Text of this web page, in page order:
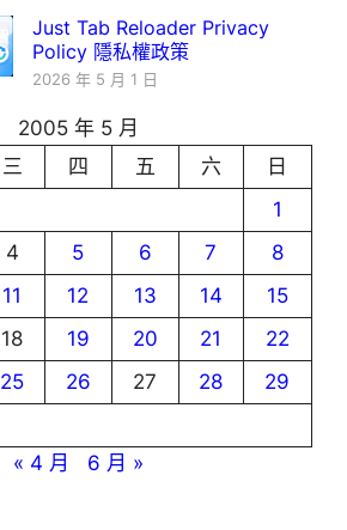
Just Tab Reloader Privacy
Policy 隱私權政策
2026 年 5 月 1 日
2005 年 5 月
三 四 五 六
日
1
4 5 6 7
8
11 12 13 14
15
18 19 20 21
22
25 26 27 28
29
« 4 月
6 月 »